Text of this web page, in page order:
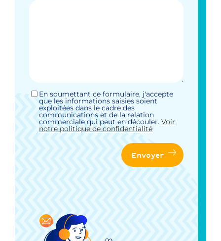
Sans
titre
En soumettant ce formulaire, j'accepte
que les informations saisies soient
exploitées dans le cadre des
communications et de la relation
commerciale qui peut en découler.Voir
notre politique de confidentialité